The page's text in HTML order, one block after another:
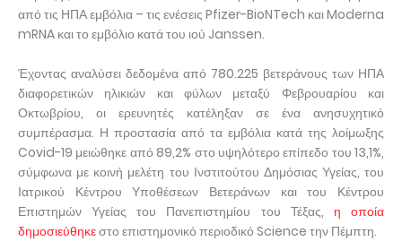
από τις ΗΠΑ εμβόλια – τις ενέσεις Pfizer-BioNTech και Moderna
mRNA και το εμβόλιο κατά του ιού Janssen.
Έχοντας αναλύσει δεδομένα από 780.225 βετεράνους των ΗΠΑ
διαφορετικών ηλικιών και φύλων μεταξύ Φεβρουαρίου και
Οκτωβρίου, οι ερευνητές κατέληξαν σε ένα ανησυχητικό
συμπέρασμα. Η προστασία από τα εμβόλια κατά της λοίμωξης
Covid-19 μειώθηκε από 89,2% στο υψηλότερο επίπεδο του 13,1%,
σύμφωνα με κοινή μελέτη του Ινστιτούτου Δημόσιας Υγείας, του
Ιατρικού Κέντρου Υποθέσεων Βετεράνων και του Κέντρου
Επιστημών Υγείας του Πανεπιστημίου του Τέξας, η οποία
δημοσιεύθηκεστο επιστημονικό περιοδικό Science την Πέμπτη.